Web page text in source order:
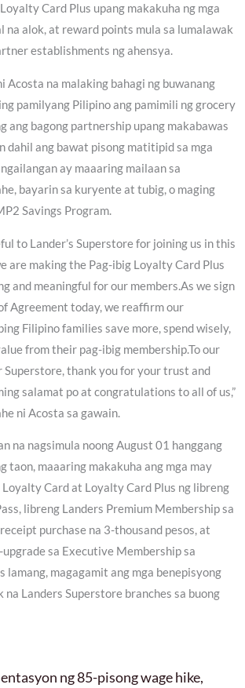
Card Plus upang makakuha ng mga
na alok, at reward points mula sa lumalawak
establishments ng ahensya.
Acosta na malaking bahagi ng buwanang
pamilyang Pilipino ang pamimili ng grocery
ang bagong partnership upang makabawas
dahil ang bawat pisong matitipid sa mga
ay maaaring mailaan sa
bayarin sa kuryente at tubig, o maging
Savings Program.
to Lander’s Superstore for joining us in this
are making the Pag-ibig Loyalty Card Plus
and meaningful for our members.As we sign
Agreement today, we reaffirm our
Filipino families save more, spend wisely,
from their pag-ibig membership.To our
Superstore, thank you for your trust and
salamat po at congratulations to all of us,”
ni Acosta sa gawain.
na nagsimula noong August 01 hanggang
taon, maaaring makakuha ang mga may
Loyalty Card at Loyalty Card Plus ng libreng
libreng Landers Premium Membership sa
purchase na 3-thousand pesos, at
sa Executive Membership sa
lamang, magagamit ang mga benepisyong
na Landers Superstore branches sa buong
ng 85-pisong wage hike,